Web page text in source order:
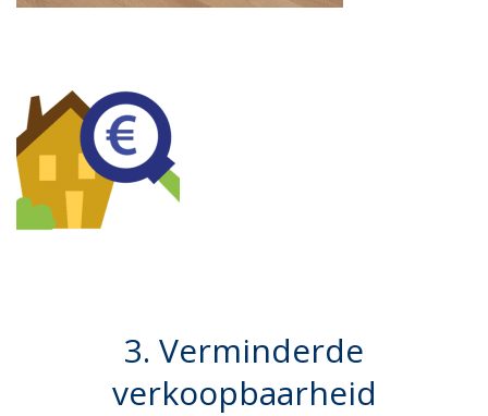
3. Verminderde
verkoopbaarheid